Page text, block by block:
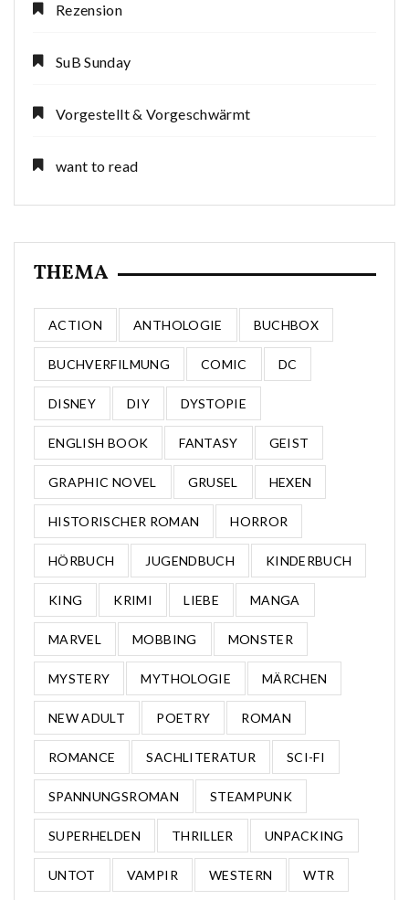
Rezension
SuB Sunday
Vorgestellt & Vorgeschwärmt
want to read
THEMA
ACTION ANTHOLOGIE BUCHBOX
BUCHVERFILMUNG COMIC DC
DISNEY DIY DYSTOPIE
ENGLISH BOOK FANTASY GEIST
GRAPHIC NOVEL GRUSEL HEXEN
HISTORISCHER ROMAN HORROR
HÖRBUCH JUGENDBUCH KINDERBUCH
KING KRIMI LIEBE MANGA
MARVEL MOBBING MONSTER
MYSTERY MYTHOLOGIE MÄRCHEN
NEW ADULT POETRY ROMAN
ROMANCE SACHLITERATUR SCI-FI
SPANNUNGSROMAN STEAMPUNK
SUPERHELDEN THRILLER UNPACKING
UNTOT VAMPIR WESTERN WTR